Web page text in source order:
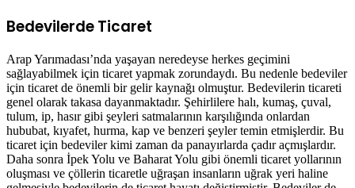
Bedevilerde Ticaret
Arap Yarımadası’nda yaşayan neredeyse herkes geçimini
sağlayabilmek için ticaret yapmak zorundaydı. Bu nedenle bedeviler
için ticaret de önemli bir gelir kaynağı olmuştur. Bedevilerin ticareti
genel olarak takasa dayanmaktadır. Şehirlilere halı, kumaş, çuval,
tulum, ip, hasır gibi şeyleri satmalarının karşılığında onlardan
hububat, kıyafet, hurma, kap ve benzeri şeyler temin etmişlerdir. Bu
ticaret için bedeviler kimi zaman da panayırlarda çadır açmışlardır.
Daha sonra İpek Yolu ve Baharat Yolu gibi önemli ticaret yollarının
oluşması ve çöllerin ticaretle uğraşan insanların uğrak yeri haline